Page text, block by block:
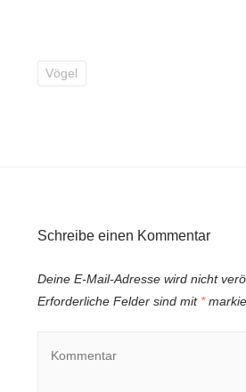
Vögel
Schreibe einen Kommentar
Deine E-Mail-Adresse wird nicht
Erforderliche Felder sind mit *